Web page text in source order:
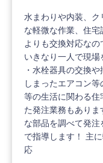
水まわりや内装、ク
な軽微な作業、住
よりも交換対応なの
いきなり一人で現
・水栓器具の交換
しまったエアコン
等の生活に関わる
た発注業務もあり
な部品を調べて発
で指導します！ 主
応